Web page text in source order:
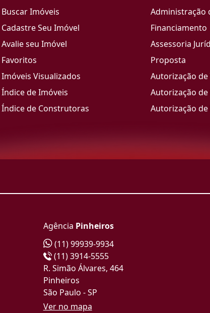
Buscar Imóveis
Cadastre Seu Imóvel
Avalie seu Imóvel
Favoritos
Imóveis Visualizados
Índice de Imóveis
Índice de Construtoras
Administração
Financiamento
Assessoria
Proposta
Autorização de
Autorização de
Autorização
Agência Pinheiros
(11) 99939-9934
(11) 3914-5555
R. Simão Álvares, 464
Pinheiros
São Paulo - SP
Ver no mapa